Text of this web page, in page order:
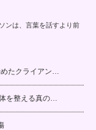
ンは、言葉を話すより前
たクライアン…
を整える真の…